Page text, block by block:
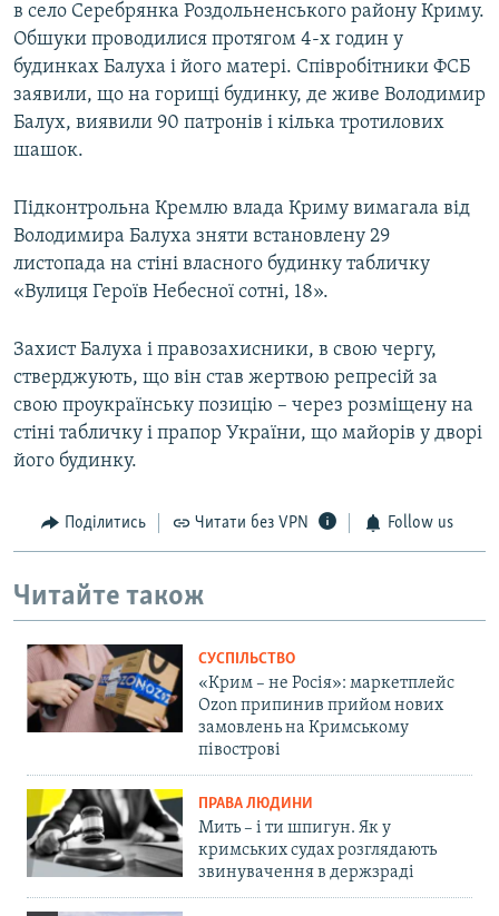
в село Серебрянка Роздольненського району Криму.
Обшуки проводилися протягом 4-х годин у
будинках Балуха і його матері. Співробітники ФСБ
заявили, що на горищі будинку, де живе Володимир
Балух, виявили 90 патронів і кілька тротилових
шашок.
Підконтрольна Кремлю влада Криму вимагала від
Володимира Балуха зняти встановлену 29
листопада на стіні власного будинку табличку
«Вулиця Героїв Небесної сотні, 18».
Захист Балуха і правозахисники, в свою чергу,
стверджують, що він став жертвою репресій за
свою проукраїнську позицію – через розміщену на
стіні табличку і прапор України, що майорів у дворі
його будинку.
Поділитись Читати без VPN Follow us
Читайте також
СУСПІЛЬСТВО
«Крим – не Росія»: маркетплейс
Ozon припинив прийом нових
замовлень на Кримському
півострові
ПРАВА ЛЮДИНИ
Мить – і ти шпигун. Як у
кримських судах розглядають
звинувачення в держзраді